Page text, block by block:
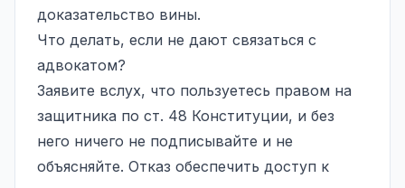
доказательство вины.
Что делать, если не дают связаться с
адвокатом?
Заявите вслух, что пользуетесь правом на
защитника по ст. 48 Конституции, и без
него ничего не подписывайте и не
объясняйте. Отказ обеспечить доступ к